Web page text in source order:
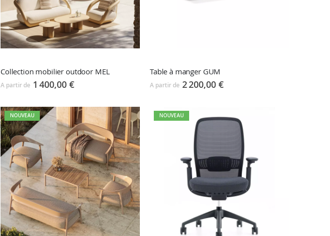
Collection mobilier outdoor MEL
A partir de 1 400,00 €
Table à manger GUM
A partir de 2 200,00 €
NOUVEAU NOUVEAU